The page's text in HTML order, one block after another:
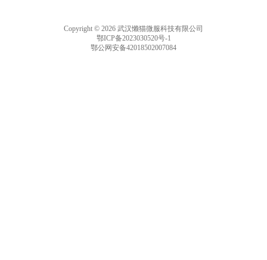
Copyright © 2026 武汉懒猫微服科技有限公司
鄂ICP备2023030520号-1
鄂公网安备42018502007084